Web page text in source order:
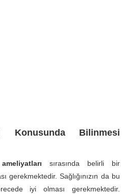
Konusunda Bilinmesi
sırasında belirli bir
gerekmektedir. Sağlığınızın da bu
iyi olması gerekmektedir.